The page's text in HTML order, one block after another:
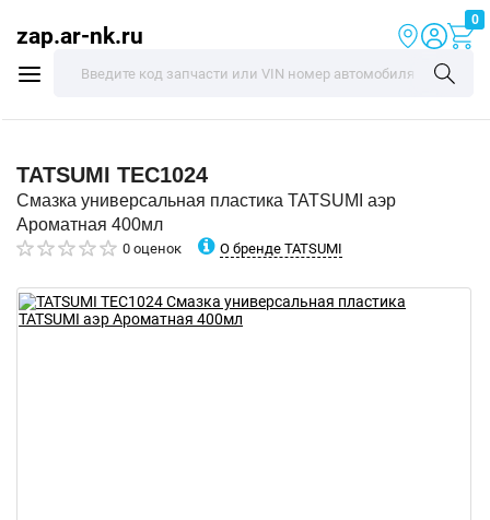
zap.ar-nk.ru
0
TATSUMI TEC1024
Смазка универсальная пластика TATSUMI аэр
Ароматная 400мл
0 оценок О бренде TATSUMI